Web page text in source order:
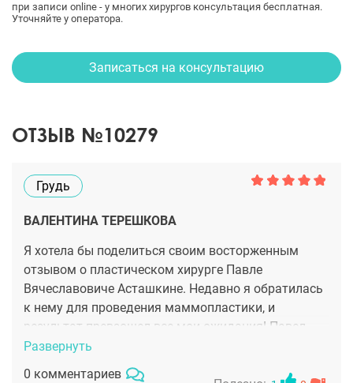
при записи online - у многих хирургов консультация бесплатная.
Уточняйте у оператора.
Записаться на консультацию
ОТЗЫВ №10279
Грудь
ВАЛЕНТИНА ТЕРЕШКОВА
Я хотела бы поделиться своим восторженным
отзывом о пластическом хирурге Павле
Вячеславовиче Асташкине. Недавно я обратилась
к нему для проведения маммопластики, и
результат превзошел все мои ожидания! Павел
Вячеславович — настоящий профессионал своего
дела. Его подход к каждому пациенту
Развернуть
0 комментариев